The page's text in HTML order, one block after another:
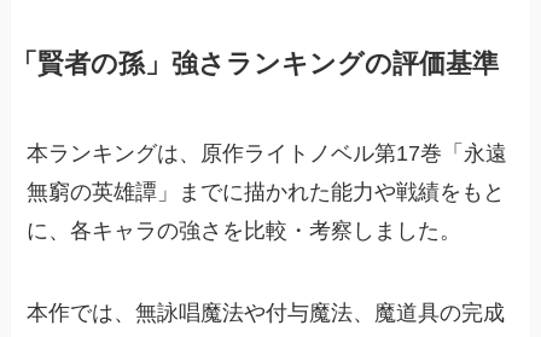
「賢者の孫」強さランキングの評価基準
本ランキングは、原作ライトノベル第17巻「永遠
無窮の英雄譚」までに描かれた能力や戦績をもと
に、各キャラの強さを比較・考察しました。
本作では、無詠唱魔法や付与魔法、魔道具の完成